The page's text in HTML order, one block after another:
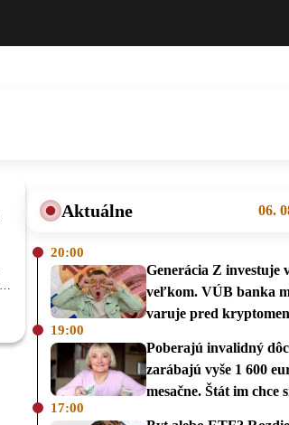
Aktuálne 06.
20:00
Generácia Z investuje
veľkom. VÚB banka
varuje pred
19:00
Poberajú invalidný
zarábajú vyše 1 600
mesačne. Štát im chce
17:00